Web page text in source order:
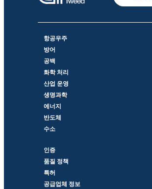
항공우주
방어
공백
화학 처리
산업 운영
생명과학
에너지
반도체
수소
인증
품질 정책
특허
공급업체 정보